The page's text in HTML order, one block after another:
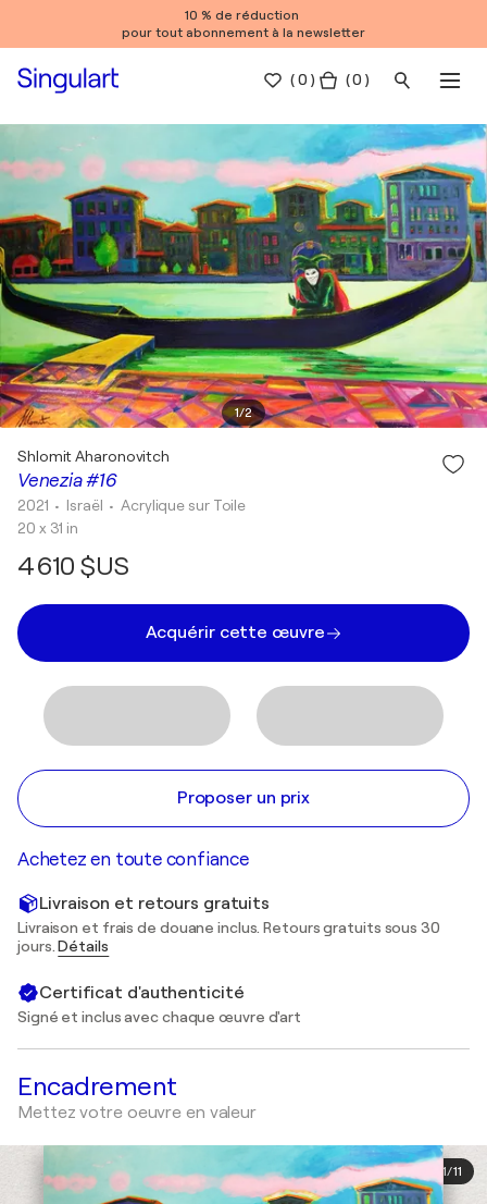
10 % de réduction
pour tout abonnement à la newsletter
(0 ) ( 0 )
1/2
Venezia #16
Shlomit Aharonovitch
2021 • Israël •Acrylique sur Toile
20 x 31 in
4 610 $US
Acquérir cette œuvre
Proposer un prix
Achetez en toute confiance
Livraison et retours gratuits
Livraison et frais de douane inclus. Retours gratuits sous 30
jours.Détails
Certificat d'authenticité
Signé et inclus avec chaque œuvre d'art
Encadrement
Mettez votre oeuvre en valeur
1/11